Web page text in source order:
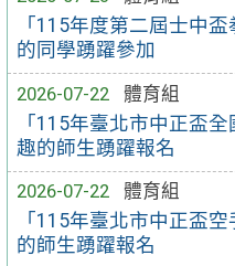
「115年度第二屆士中
的同學踴躍參加
2026-07-22
體育組
「115年臺北市中正盃
趣的師生踴躍報名
2026-07-22
體育組
「115年臺北市中正盃
的師生踴躍報名